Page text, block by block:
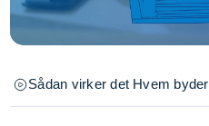
Sådan virker det Hvem byder